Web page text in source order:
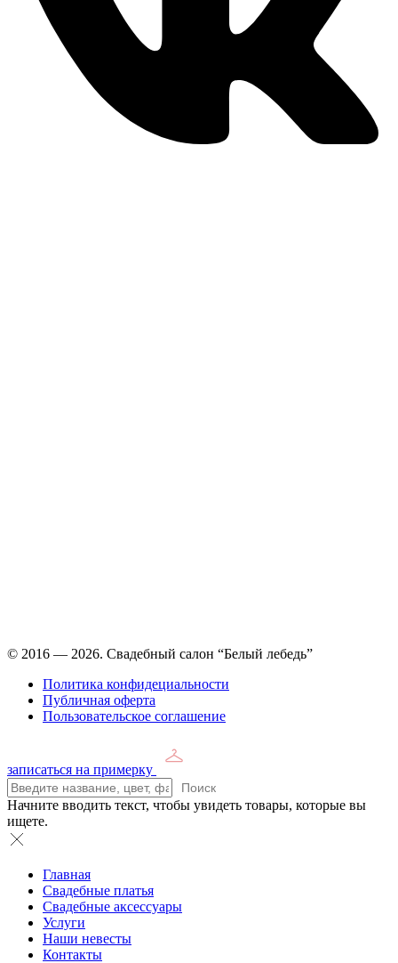
© 2016 — 2026. Свадебный салон “Белый лебедь”
Политика конфидециальности
Публичная оферта
Пользовательское соглашение
записаться на примерку
Поиск
Начните вводить текст, чтобы увидеть товары, которые вы
ищете.
Главная
Свадебные платья
Свадебные аксессуары
Услуги
Наши невесты
Контакты